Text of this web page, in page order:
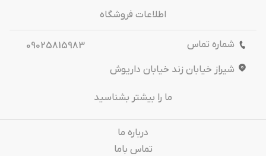
اطلاعات فروشگاه
شماره تماس
09025815983
شیراز خیابان زند خیابان داریوش
ما را بیشتر بشناسید
درباره‌ ما
تماس باما